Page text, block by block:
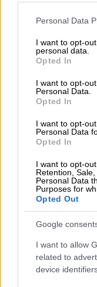
Please note that
not limited to your
grant or deny
use your data for
consent section.
Personal Data
I want to opt-
personal data.
Opted In
I want to opt-
Personal Data.
Opted In
I want to opt-
Personal Data
Opted In
I want to opt-
Retention,
Personal Data
Purposes for
Opted Out
Google
I want to allow
related to
device
καθόλη τη
πρώτη
5.000+
κέντρα θα
17.500
εμβόλια/
γραμμή)
στόχο την
των
Οι
σταδιακά